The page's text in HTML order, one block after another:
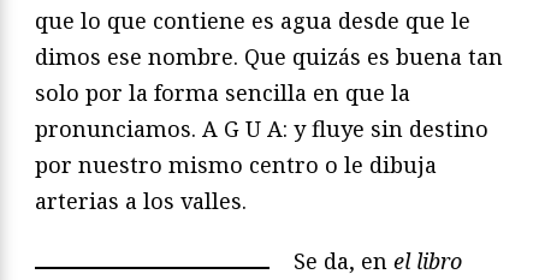
que lo que contiene es agua desde que le
dimos ese nombre. Que quizás es buena tan
solo por la forma sencilla en que la
pronunciamos. A G U A: y fluye sin destino
por nuestro mismo centro o le dibuja
arterias a los valles.
Se da, en el libro